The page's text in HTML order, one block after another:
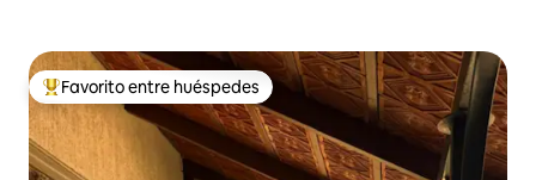
Favorito entre huéspedes preferido
Favorito entre huéspedes